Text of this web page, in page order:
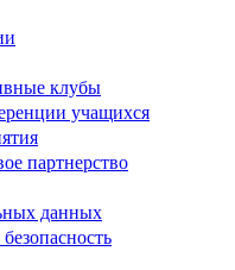
клубы
учащихся
партнерство
данных